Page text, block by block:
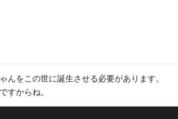
んをこの世に誕生させる必要があります。
すからね。